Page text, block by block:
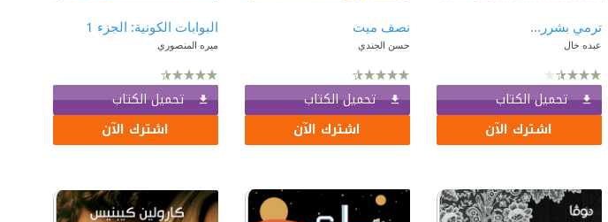
ترمي بشرر...
عبده خال
تحميل الكتاب
اشترك الآن
نصف ميت
حسن الجندي
تحميل الكتاب
اشترك الآن
البوابات الكونية: الجزء 1
ميره المنصوري
تحميل الكتاب
اشترك الآن